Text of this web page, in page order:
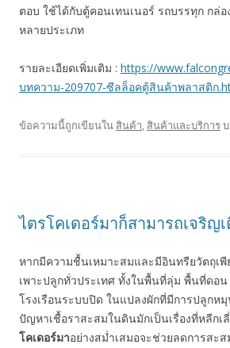
ตอบ ใช้ได้กับตู้คอนเทนเนอร์ รถบรรทุก กล่
หลายประเภท
รายละเอียดเพิ่มเติม : https://
บทความ-209707-ซีลล็อคตู้สินค้าพลาสติก
ข้อความนี้ถูกเขียนใน สินค้า, สินค้าและบริการ
ไตรโคเดอร์มาก็สามารถเจริญ
หากมีความชื้นเหมาะสมและมีอินทรียวัตถุเพี
เพาะปลูกทั่วประเทศ ทั้งในพื้นที่ลุ่ม พื้นที่ดอ
โรงเรือนระบบปิด ในแปลงผักที่มีการปลูกห
ปัญหาเชื้อราสะสมในดินมักเป็นเรื่องที่หลีกเ
โคเดอร์มาอย่างสม่ำเสมอจะช่วยลดการสะ